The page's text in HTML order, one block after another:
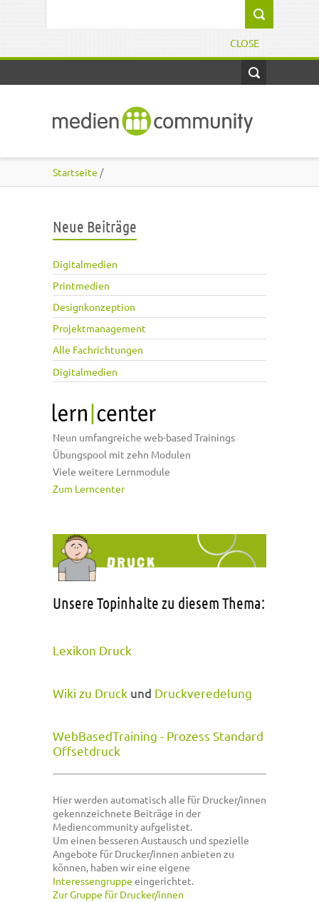
CLOSE
Startseite /
Neue Beiträge
Digitalmedien
Printmedien
Designkonzeption
Projektmanagement
Alle Fachrichtungen
Digitalmedien
Neun umfangreiche web-based Trainings
Übungspool mit zehn Modulen
Viele weitere Lernmodule
Zum Lerncenter
Unsere Topinhalte zu diesem Thema:
Lexikon Druck
Wiki zu Druck und Druckveredelung
WebBasedTraining - Prozess Standard
Offsetdruck
Hier werden automatisch alle für Drucker/innen
gekennzeichnete Beiträge in der
Mediencommunity aufgelistet.
Um einen besseren Austausch und spezielle
Angebote für Drucker/innen anbieten zu
können, haben wir eine eigene
Interessengruppe eingerichtet.
Zur Gruppe für Drucker/innen